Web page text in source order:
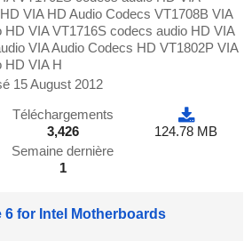
VIA HD Audio Codecs VT1708B VIA
VIA VT1716S codecs audio HD VIA
VIA Audio Codecs HD VT1802P VIA
HD VIA H
15 August 2012
Téléchargements
3,426
Semaine dernière
1
124.78 MB
6 for Intel Motherboards